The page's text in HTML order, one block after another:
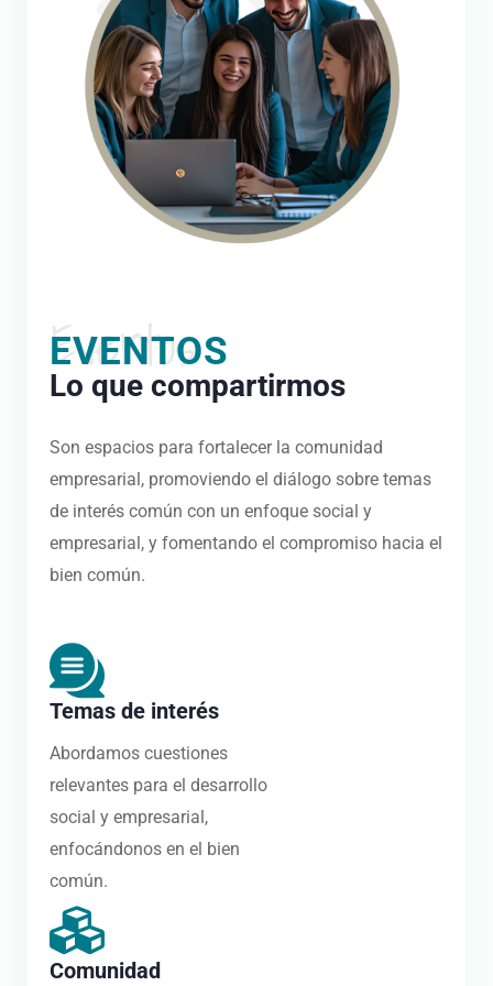
EVENTOS
Eventos
Lo que compartirmos
Son espacios para fortalecer la comunidad
empresarial, promoviendo el diálogo sobre temas
de interés común con un enfoque social y
empresarial, y fomentando el compromiso hacia el
bien común.
Temas de interés
Abordamos cuestiones
relevantes para el desarrollo
social y empresarial,
enfocándonos en el bien
común.
Comunidad